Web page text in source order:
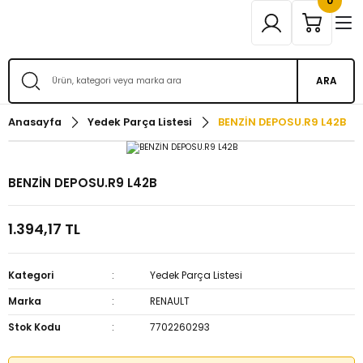
ARA
Anasayfa Yedek Parça Listesi BENZİN DEPOSU.R9 L42B
BENZİN DEPOSU.R9 L42B
1.394,17 TL
Kategori
Yedek Parça Listesi
Marka
RENAULT
Stok Kodu
7702260293